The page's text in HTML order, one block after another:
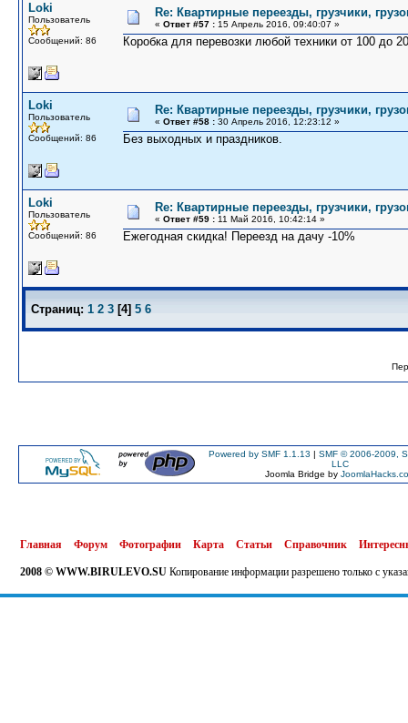
Loki
Пользователь
Сообщений: 86
Re: Квартирные переезды, грузчики,
« Ответ #57 : 15 Апрель 2016, 09:40:07 »
Коробка для перевозки любой техники от 100 до
Loki
Пользователь
Сообщений: 86
Re: Квартирные переезды, грузчики,
« Ответ #58 : 30 Апрель 2016, 12:23:12 »
Без выходных и праздников.
Loki
Пользователь
Сообщений: 86
Re: Квартирные переезды, грузчики,
« Ответ #59 : 11 Май 2016, 10:42:14 »
Ежегодная скидка! Переезд на дачу -10%
Страниц: 1 2 3 [4] 5 6
Powered by SMF 1.1.13 | SMF © 2006-2009,
LLC
Joomla Bridge by
Главная Форум Фотографии Карта Статьи Справочник
2008 © WWW.BIRULEVO.SU Копирование информации разрешено только с